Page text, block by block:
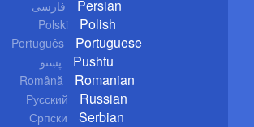
فارسی Persian
Polski Polish
Português Portuguese
پښتو Pushtu
Română Romanian
Русский Russian
Српски Serbian